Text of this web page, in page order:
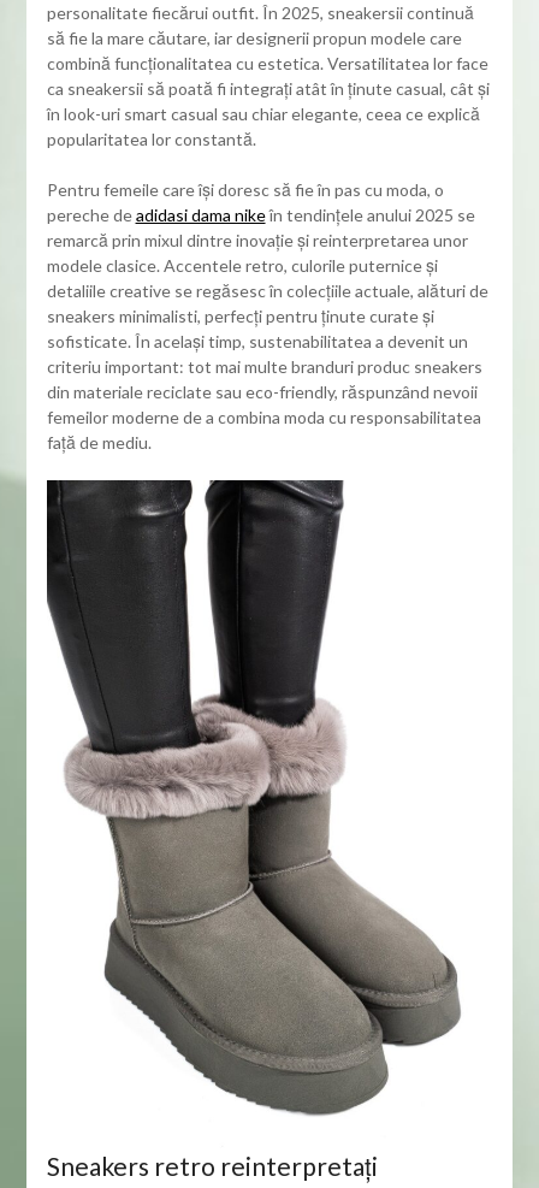
personalitate fiecărui outfit. În 2025, sneakersii continuă
să fie la mare căutare, iar designerii propun modele care
combină funcționalitatea cu estetica. Versatilitatea lor face
ca sneakersii să poată fi integrați atât în ținute casual, cât și
în look-uri smart casual sau chiar elegante, ceea ce explică
popularitatea lor constantă.
Pentru femeile care își doresc să fie în pas cu moda, o
pereche deadidasi dama nikeîn tendințele anului 2025 se
remarcă prin mixul dintre inovație și reinterpretarea unor
modele clasice. Accentele retro, culorile puternice și
detaliile creative se regăsesc în colecțiile actuale, alături de
sneakers minimalisti, perfecți pentru ținute curate și
sofisticate. În același timp, sustenabilitatea a devenit un
criteriu important: tot mai multe branduri produc sneakers
din materiale reciclate sau eco-friendly, răspunzând nevoii
femeilor moderne de a combina moda cu responsabilitatea
față de mediu.
Sneakers retro reinterpretați